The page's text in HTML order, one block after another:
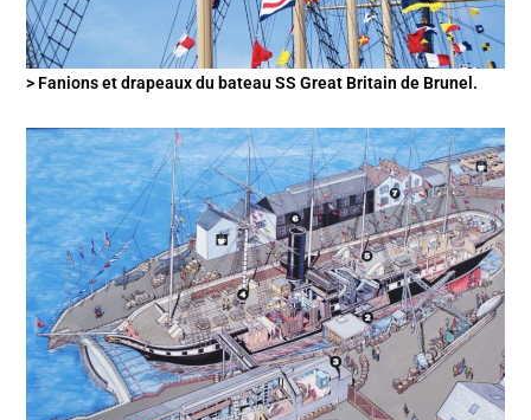
> Fanions et drapeaux du bateau SS Great Britain de Brunel.